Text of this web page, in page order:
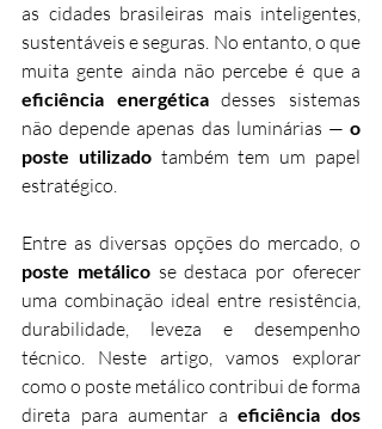
as cidades brasileiras mais inteligentes,
sustentáveis e seguras. No entanto, o que
eficiência energética desses sistemas
não depende apenas das luminárias — o
poste utilizado também tem um papel
estratégico.
poste metálico se destaca por oferecer
uma combinação ideal entre resistência,
durabilidade, leveza e desempenho
técnico. Neste artigo, vamos explorar
como o poste metálico contribui de forma
direta para aumentar a eficiência dos